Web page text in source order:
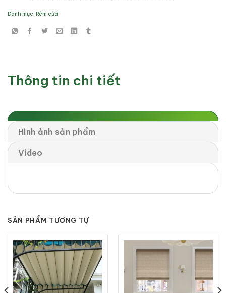
Danh mục: Rèm cửa
Thông tin chi tiết
Hình ảnh sản phẩm
Video
SẢN PHẨM TƯƠNG TỰ